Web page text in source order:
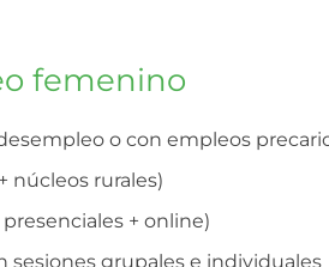
femenino
o con empleos
núcleos rurales)
+ online)
sesiones grupales e individuales